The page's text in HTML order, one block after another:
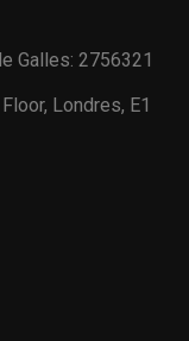
Galles: 2756321
Londres, E1